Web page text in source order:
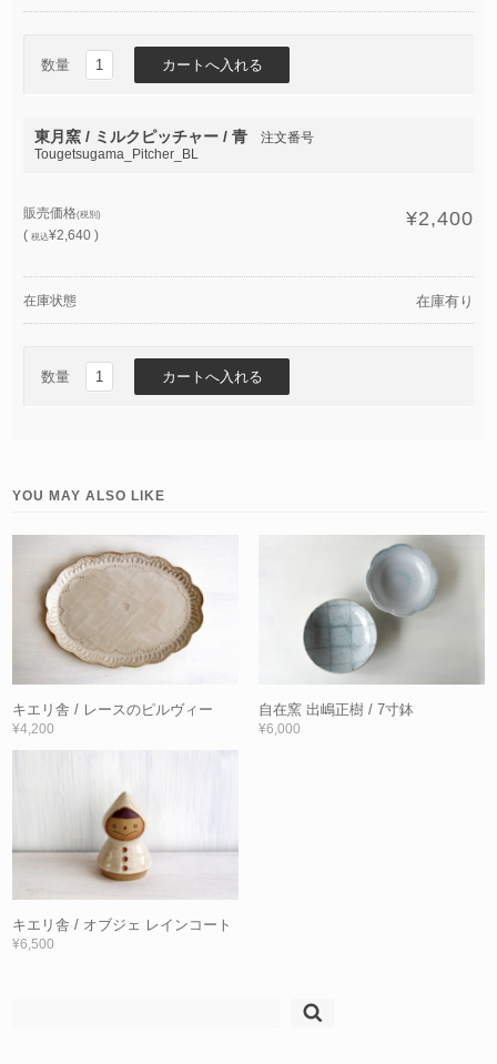
数量
東月窯 / ミルクピッチャー / 青
注文番号
Tougetsugama_Pitcher_BL
販売価格(税別)
(税込¥2,640 )
¥2,400
在庫状態 在庫有り
数量
YOU MAY ALSO LIKE
キエリ舎 / レースのピルヴィー
¥4,200
自在窯 出嶋正樹 / 7寸鉢
¥6,000
キエリ舎 / オブジェ レインコート
¥6,500